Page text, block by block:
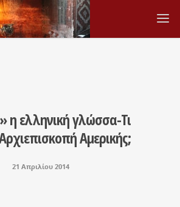
η ελληνική γλώσσα-Τι
Αμερικής;
21 Απριλίου 2014